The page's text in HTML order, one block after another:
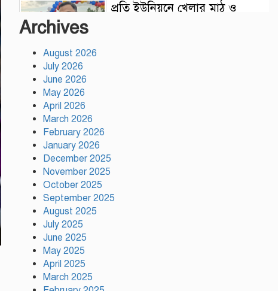
প্রতি ইউনিয়নে খেলার মাঠ ও
ড্যাবের ৩৭তম প্রতিষ্ঠাবার্ষিকী
উপলক্ষে চিকিৎসক সমাবেশের
Archives
August 2026
July 2026
June 2026
May 2026
April 2026
March 2026
February 2026
January 2026
December 2025
November 2025
October 2025
September 2025
August 2025
July 2025
June 2025
May 2025
April 2025
March 2025